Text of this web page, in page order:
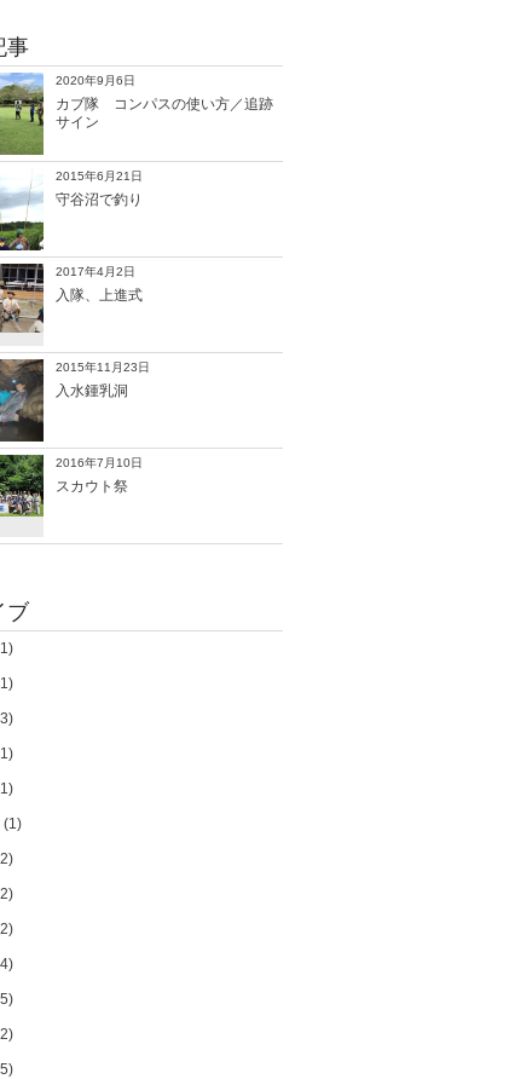
事
2020年9月6日
カブ隊 コンパスの使い方／追跡
サイン
2015年6月21日
守谷沼で釣り
2017年4月2日
入隊、上進式
2015年11月23日
入水鍾乳洞
2016年7月10日
スカウト祭
ブ
(1)